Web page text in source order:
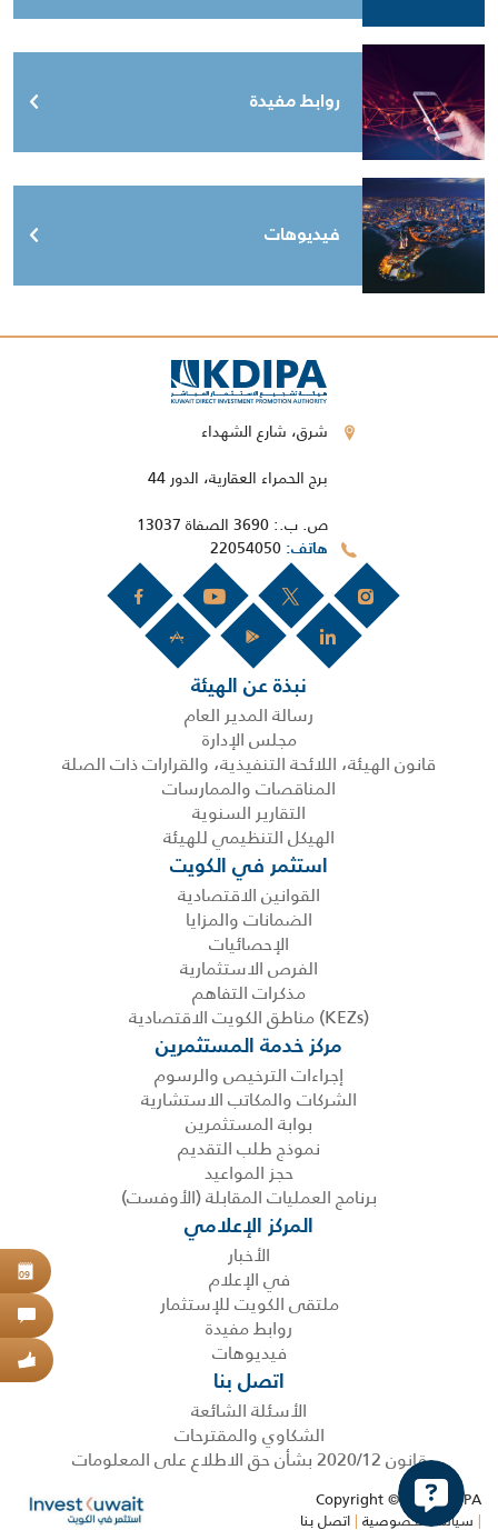
روابط مفيدة
فيديوهات
شرق، شارع الشهداء
برج الحمراء العقارية، الدور 44
ص. ب.: 3690 الصفاة 13037
هاتف
نبذة عن الهيئة
رسالة المدير العام
مجلس الإدارة
قانون الهيئة، اللائحة التنفيذية، والقرارات ذات الصلة
المناقصات والممارسات
التقارير السنوية
الهيكل التنظيمي للهيئة
استثمر في الكويت
القوانين الاقتصادية
الضمانات والمزايا
الإحصائيات
الفرص الاستثمارية
مذكرات التفاهم
(KEZs) مناطق الكويت الاقتصادية
مركز خدمة المستثمرين
إجراءات الترخيص والرسوم
الشركات والمكاتب الاستشارية
بوابة المستثمرين
نموذج طلب التقديم
حجز المواعيد
برنامج العمليات المقابلة (الأوفست)
المركز الإعلامي
الأخبار
في الإعلام
ملتقى الكويت للإستثمار
روابط مفيدة
فيديوهات
اتصل بنا
الأسئلة الشائعة
الشكاوي والمقترحات
قانون 2020/12 بشأن حق الاطلاع على المعلومات
Copyright © 2026 KDIPA
| سياسة الخصوصية | اتصل بنا
09